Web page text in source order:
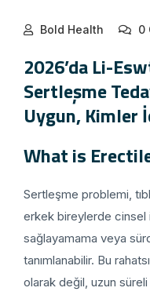
Bold Health 0
2026’da Li-
Sertleşme
Uygun, Kimler
What is
Sertleşme problemi,
erkek bireylerde cinsel
sağlayamama veya
tanımlanabilir. Bu
olarak değil, uzun